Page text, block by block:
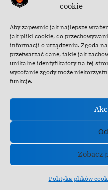
cookie
Aby zapewnić jak najlepsze
jak pliki cookie, do
informacji o urządzeniu. Zgoda
przetwarzać dane, takie jak
unikalne identyfikatory na tej
wycofanie zgody może
funkcje.
Zobacz
Polityka plików
Facebook - OSP Cisna
Powered by